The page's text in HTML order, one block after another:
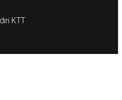
KTT